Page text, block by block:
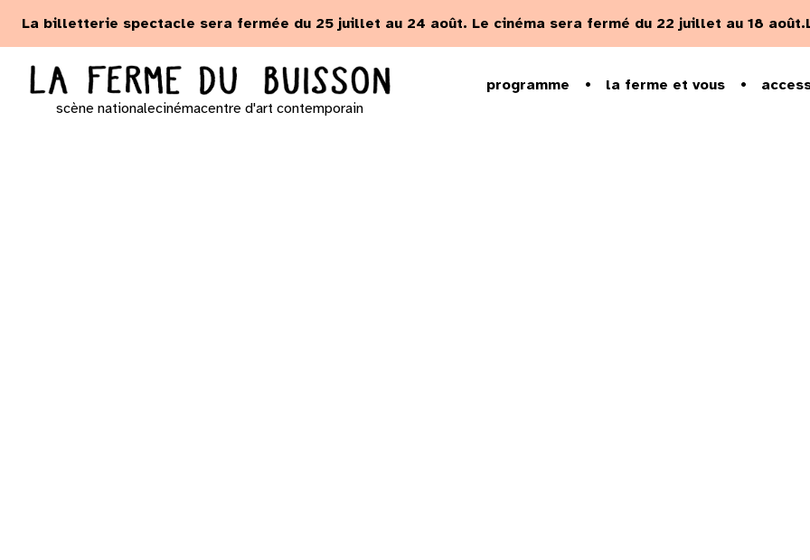
La billetterie spectacle sera fermée du 25 juillet au 24 août. Le cinéma sera fermé du 22 juillet au 18 août.
scène nationalecinémacentre d'art contemporain
programme la ferme et vous